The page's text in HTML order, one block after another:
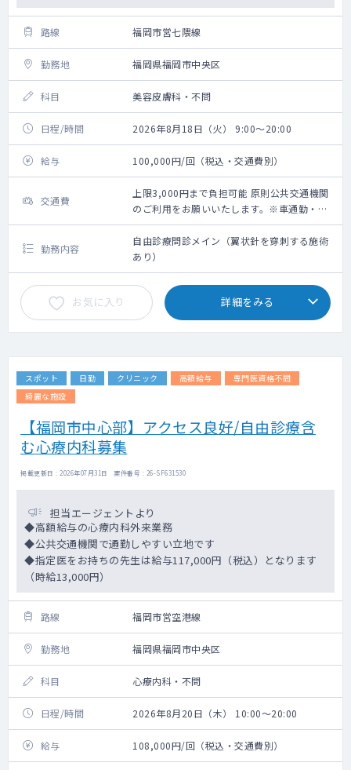
路線 福岡市営七隈線
勤務地 福岡県福岡市中央区
科目 美容皮膚科・不問
日程/時間 2026年8月18日（火） 9:00～20:00
給与 100,000円/回（税込・交通費別）
交通費
上限3,000円まで負担可能 原則公共交通機関
のご利用をお願いいたします。※車通勤・タ
クシー利用要相談
勤務内容
自由診療問診メイン（翼状針を穿刺する施術
あり）
お気に入り 詳細をみる
スポット 日勤 クリニック 高額給与
専門医資格不問
綺麗な施設
【福岡市中心部】アクセス良好/自由診療含
む心療内科募集
掲載更新日 : 2026年07月31日 案件番号 : 26-SF631530
担当エージェントより
◆高額給与の心療内科外来業務
◆公共交通機関で通勤しやすい立地です
◆指定医をお持ちの先生は給与117,000円（税込）となります
（時給13,000円）
路線 福岡市営空港線
勤務地 福岡県福岡市中央区
科目 心療内科・不問
日程/時間 2026年8月20日（木） 10:00～20:00
給与 108,000円/回（税込・交通費別）